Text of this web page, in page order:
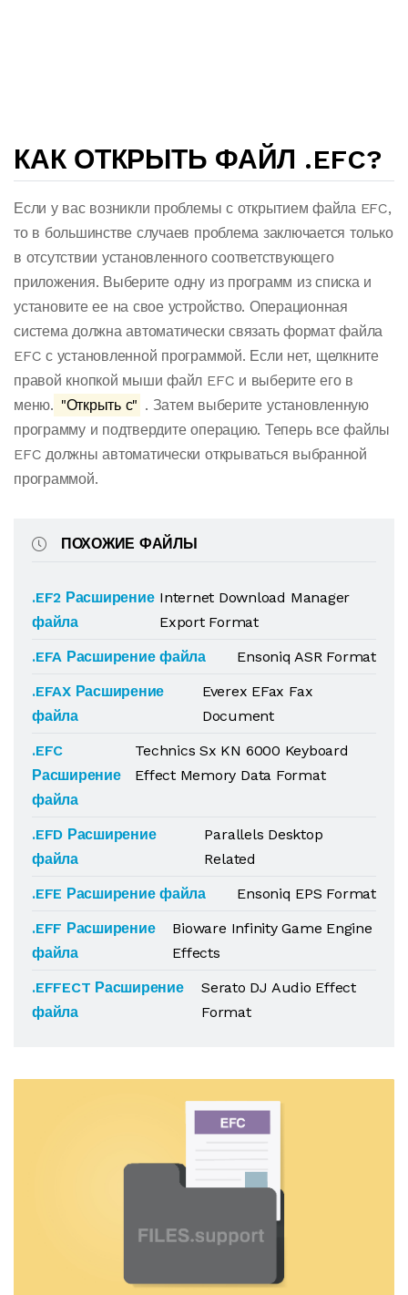
КАК ОТКРЫТЬ ФАЙЛ .EFC?
Если у вас возникли проблемы с открытием файла EFC,
то в большинстве случаев проблема заключается только
в отсутствии установленного соответствующего
приложения. Выберите одну из программ из списка и
установите ее на свое устройство. Операционная
система должна автоматически связать формат файла
EFC с установленной программой. Если нет, щелкните
правой кнопкой мыши файл EFC и выберите его в
меню. "Открыть с" . Затем выберите установленную
программу и подтвердите операцию. Теперь все файлы
EFC должны автоматически открываться выбранной
программой.
ПОХОЖИЕ ФАЙЛЫ
.EF2 Расширение
файла
Internet Download Manager
Export Format
.EFA Расширение файла
Ensoniq ASR Format
.EFAX Расширение
файла
Everex EFax Fax
Document
.EFC
Расширение
файла
Technics Sx KN 6000 Keyboard
Effect Memory Data Format
.EFD Расширение
файла
Parallels Desktop
Related
.EFE Расширение файла
Ensoniq EPS Format
.EFF Расширение
файла
Bioware Infinity Game Engine
Effects
.EFFECT Расширение
файла
Serato DJ Audio Effect
Format